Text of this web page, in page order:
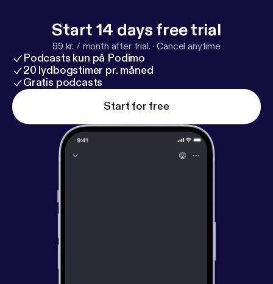
Start 14 days free trial
99 kr. / month after trial. ·Cancel anytime
Podcasts kun på Podimo
20 lydbogstimer pr. måned
Gratis podcasts
Start for free